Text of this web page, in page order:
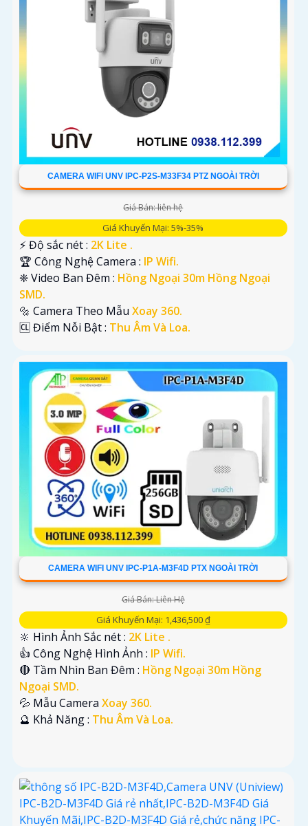
CAMERA WIFI UNV IPC-P2S-M33F34 PTZ NGOÀI TRỜI
Giá Bán: liên hệ
Giá Khuyến Mại: 5%-35%
️⚡ Độ sắc nét : 2K Lite .
🏆 Công Nghệ Camera : IP Wifi.
❈ Video Ban Đêm : Hồng Ngoại 30m Hồng Ngoại
SMD.
🔩 Camera Theo Mẫu Xoay 360.
️🆑 Điểm Nỗi Bật : Thu Âm Và Loa.
CAMERA WIFI UNV IPC-P1A-M3F4D PTX NGOÀI TRỜI
Giá Bán: Liên Hệ
Giá Khuyến Mại: 1,436,500 ₫
🔆 Hình Ảnh Sắc nét : 2K Lite .
👍 Công Nghệ Hình Ảnh : IP Wifi.
🔴 Tầm Nhìn Ban Đêm : Hồng Ngoại 30m Hồng
Ngoại SMD.
💦 Mẫu Camera Xoay 360.
️🔮 Khả Năng : Thu Âm Và Loa.